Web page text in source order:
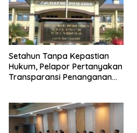
Setahun Tanpa Kepastian
Hukum, Pelapor Pertanyakan
Transparansi Penanganan